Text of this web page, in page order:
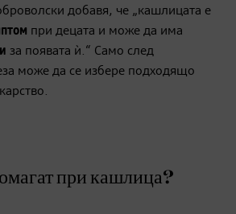
добавя, че „кашлицата е
при децата и може да има
за появата ѝ.“ Само след
може да се избере подходящо
при кашлица?